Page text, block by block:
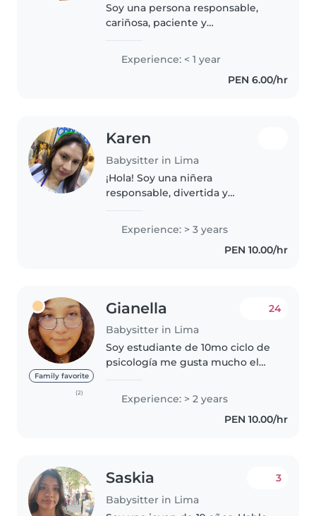
Soy una persona responsable,
cariñosa, paciente y
bienestar de los niños. Cuento
con más de 2 años de
experiencia en el cuidado
Experience: < 1 year
PEN 6.00/hr
Karen
Babysitter in Lima
¡Hola! Soy una niñera
responsable, divertida y
Tengo certificación en primeros
auxilios y me encanta dibujar,
Experience: > 3 years
PEN 10.00/hr
Family favorite
(2)
Gianella
Babysitter in Lima
24
Soy estudiante de 10mo ciclo de
psicología me gusta mucho el
los niños me especializare en
psicológia educativa. Soy muy
responsable por el momento..
Experience: > 2 years
PEN 10.00/hr
Saskia
Babysitter in Lima
3